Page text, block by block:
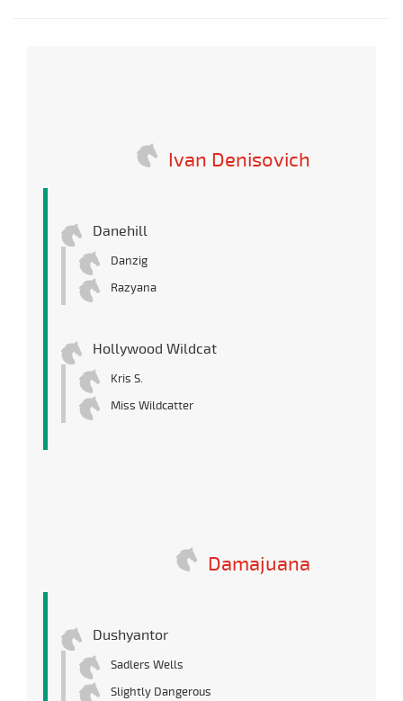
Ivan Denisovich
Danehill
Danzig
Razyana
Hollywood Wildcat
Kris S.
Miss Wildcatter
Damajuana
Dushyantor
Sadlers Wells
Slightly Dangerous